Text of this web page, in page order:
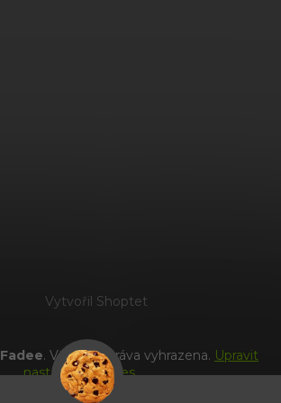
Vytvořil Shoptet
Fadee. Všechna práva vyhrazena. Upravit
nastavení cookies